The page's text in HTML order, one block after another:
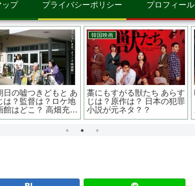
ップ プライバシーポリシー プロフィール
あらすじは？原作
34回日本アカデミー
4冠を達成
洋画
野良人間 獣に育てられた
子どもたち あらすじは？実
話？メキシコ製ホラー